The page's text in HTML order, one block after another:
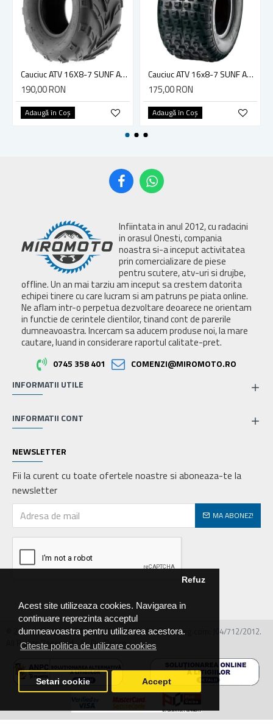
Acest site utilizeaza cookies. Navigarea in
continuare reprezinta acceptul
dumneavoastra pentru utilizarea acestora.
Citeste politica de utilizare cookies
Refuz
Setari cookie Accept
Cauciuc ATV 16X8-7 SUNF A004 6PR
190,00 RON
Adaugă în Coş
Cauciuc ATV 16x8-7 SUNF A011 6PR
175,00 RON
Adaugă în Coş
Infiintata in anul 2012, cu radacini
in orasul Onesti, compania
noastra si-a inceput activitatea
prin comercializare de piese
pentru scutere, atv-uri si drujbe,
offline. Un an mai tarziu am inceput sa crestem datorita
echipei tinere cu care lucram si am patruns pe piata online.
Ne aflam intr-o perpetua dezvoltare deoarece ne orientam
in functie de cerintele clientilor, tinand cont de parerile
dumneavoastra. Incercam sa aducem produse noi, la mare
cautare, luand in considerare raportul calitate-pret.
0745 358 401
COMENZI@MIROMOTO.RO
INFORMATII UTILE
INFORMATII CONT
NEWSLETTER
Fii la curent cu toate ofertele noastre si aboneaza-te la
newsletter
MA ABONEZ!
© 2026 MIRALEX PARTS SRL, CIF: RO30468586, Nr.reg.com: J04/712/2012.
All Rights Reserved - by DevPro.ro